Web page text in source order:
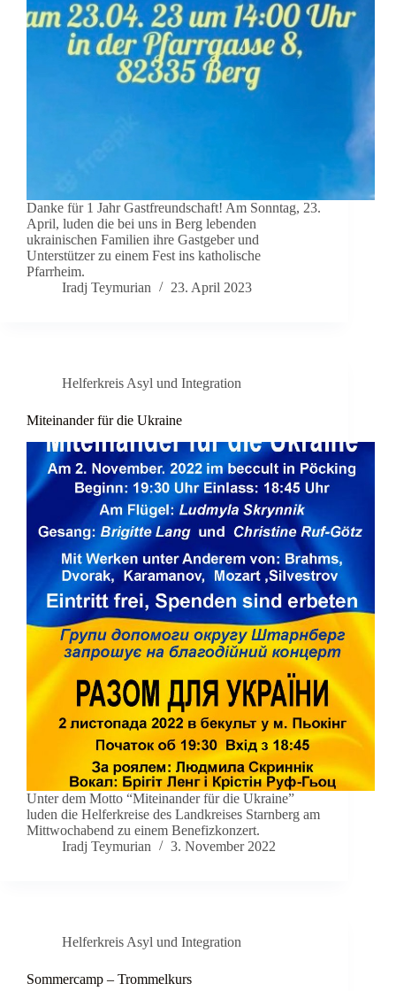
Danke für 1 Jahr Gastfreundschaft! Am Sonntag, 23.
April, luden die bei uns in Berg lebenden
ukrainischen Familien ihre Gastgeber und
Unterstützer zu einem Fest ins katholische
Pfarrheim.
Iradj Teymurian
23. April 2023
Helferkreis Asyl und Integration
Miteinander für die Ukraine
Unter dem Motto “Miteinander für die Ukraine”
luden die Helferkreise des Landkreises Starnberg am
Mittwochabend zu einem Benefizkonzert.
Iradj Teymurian
3. November 2022
Helferkreis Asyl und Integration
Sommercamp – Trommelkurs